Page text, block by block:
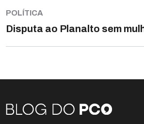
POLÍTICA
Disputa ao Planalto sem